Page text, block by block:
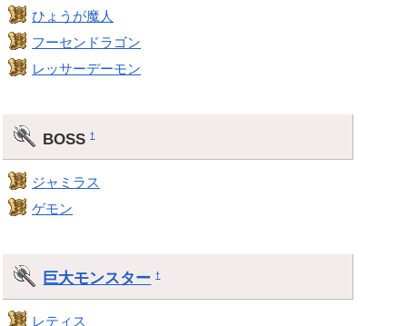
ひょうが魔人
フーセンドラゴン
レッサーデーモン
BOSS†
ジャミラス
ゲモン
巨大モンスター †
レティス